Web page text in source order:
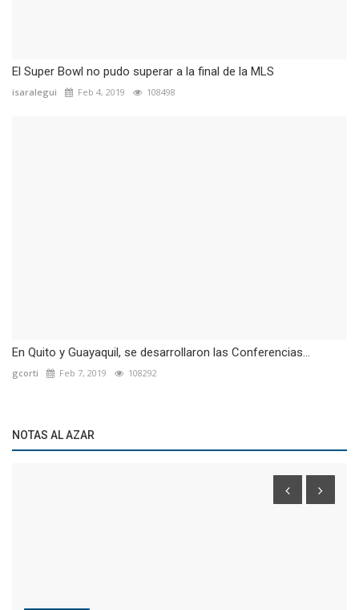
El Super Bowl no pudo superar a la final de la MLS
isaralegui Feb 4, 2019 108498
En Quito y Guayaquil, se desarrollaron las Conferencias...
gcorti Feb 7, 2019 108292
NOTAS AL AZAR